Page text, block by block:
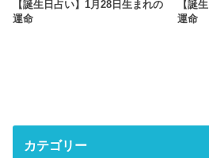
【誕生日占い】1月28日生まれの
運命
【誕
運命
カテゴリー